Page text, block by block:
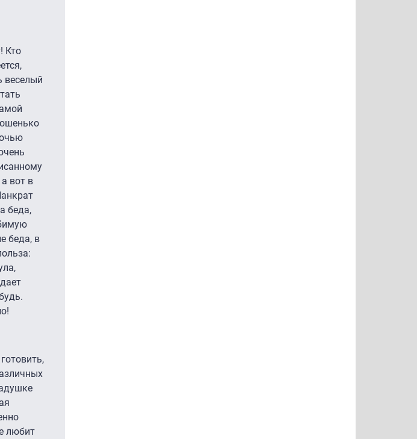
Кто
веселый
вот в
беда,
беда, в
любит